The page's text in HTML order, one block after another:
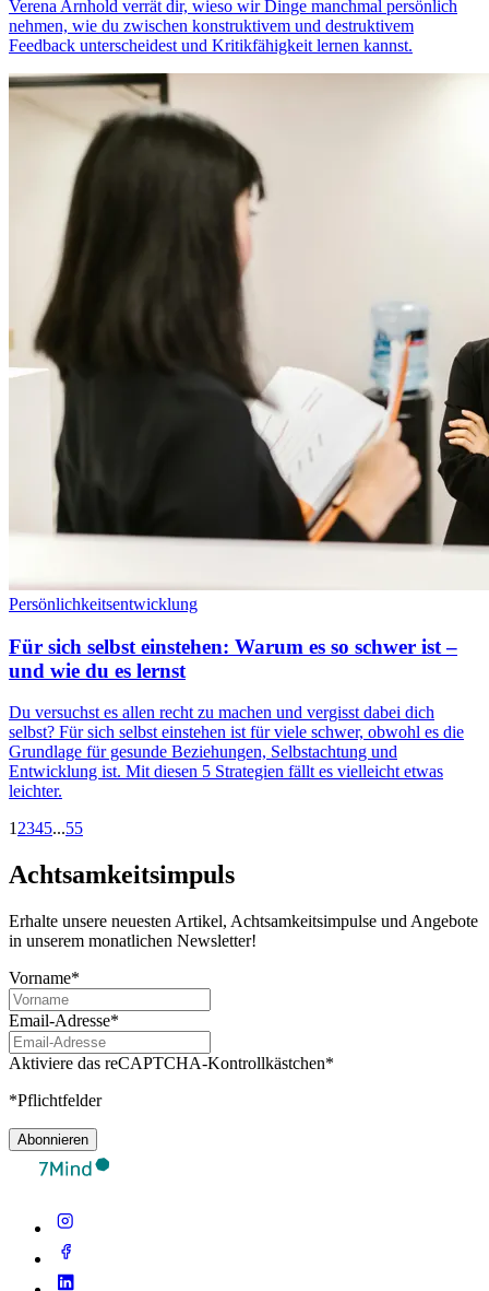
Verena Arnhold verrät dir, wieso wir Dinge manchmal persönlich
nehmen, wie du zwischen konstruktivem und destruktivem
Feedback unterscheidest und Kritikfähigkeit lernen kannst.
Persönlichkeitsentwicklung
Für sich selbst einstehen: Warum es so schwer ist –
und wie du es lernst
Du versuchst es allen recht zu machen und vergisst dabei dich
selbst? Für sich selbst einstehen ist für viele schwer, obwohl es die
Grundlage für gesunde Beziehungen, Selbstachtung und
Entwicklung ist. Mit diesen 5 Strategien fällt es vielleicht etwas
leichter.
1 2345...55
Achtsamkeitsimpuls
Erhalte unsere neuesten Artikel, Achtsamkeitsimpulse und Angebote
in unserem monatlichen Newsletter!
Vorname*
Email-Adresse*
Aktiviere das reCAPTCHA-Kontrollkästchen*
*Pflichtfelder
Abonnieren